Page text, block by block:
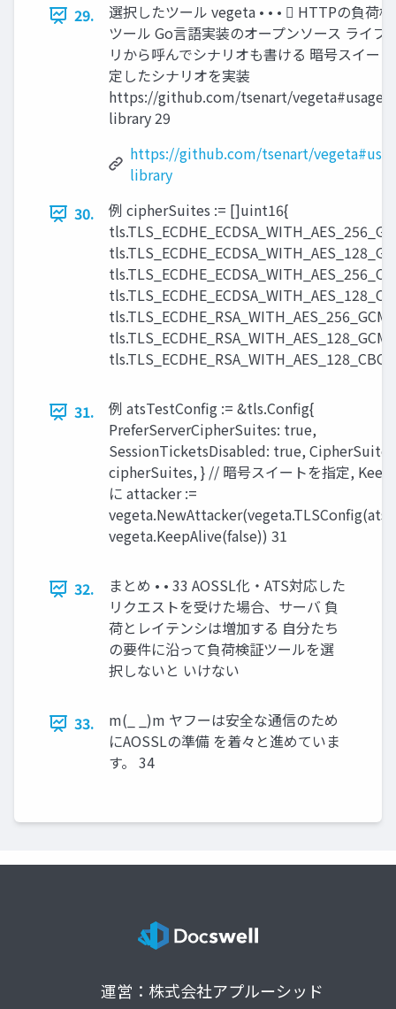
29.
選択したツール vegeta • • •  HTTPの負荷
ツール Go言語実装のオープンソース ライブ
リから呼んでシナリオも書ける 暗号スイー
定したシナリオを実装
https://github.com/tsenart/vegeta#usage-
library 29
https://github.com/tsenart/
library
30.
例 cipherSuites := []uint16{
31.
例 atsTestConfig := &tls.Config{
PreferServerCipherSuites: true,
SessionTicketsDisabled: true,
cipherSuites, } // 暗号スイートを指定,
に attacker :=
vegeta.KeepAlive(false)) 31
32.
まとめ • • 33 AOSSL化・ATS対応した
リクエストを受けた場合、サーバ 負
荷とレイテンシは増加する 自分たち
の要件に沿って負荷検証ツールを選
択しないと いけない
33.
m(_ _)m ヤフーは安全な通信のため
にAOSSLの準備 を着々と進めていま
す。 34
運営：株式会社アプルーシッド